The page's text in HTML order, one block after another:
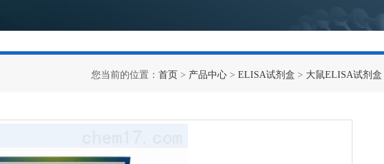
您当前的位置： 首页 > 产品中心 > ELISA试剂盒 > 大鼠ELISA试剂盒